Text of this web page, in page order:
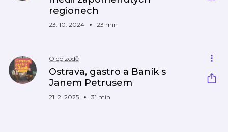
regionech
23. 10. 2024 23 min
O epizodě
Ostrava, gastro a Baník s
Janem Petrusem
21. 2. 2025 31 min